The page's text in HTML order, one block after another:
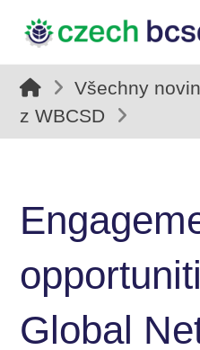
Všechny
z WBCSD
Global